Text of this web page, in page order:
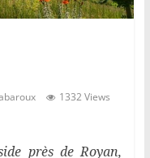
1332 Views
près de Royan,